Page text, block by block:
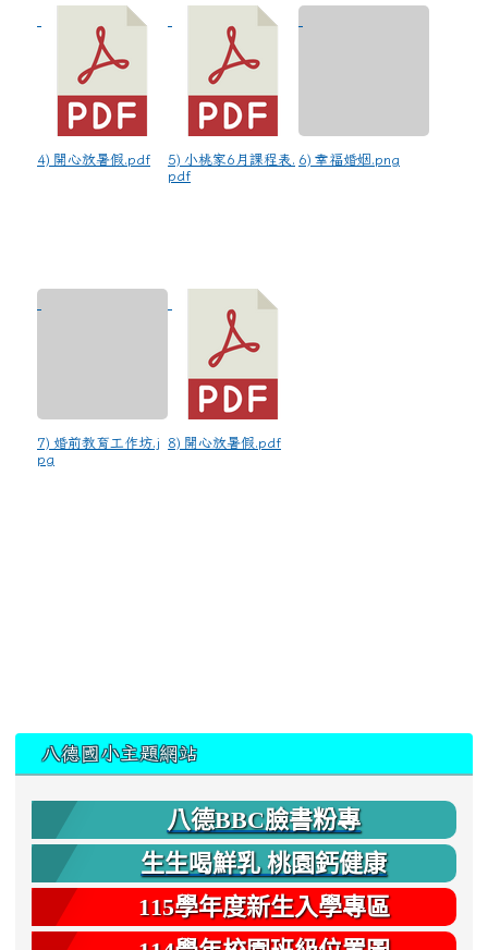
4) 開心放暑假.pdf
5) 小桃家6月課程表.
pdf
6) 幸福婚姻.png
7) 婚前教育工作坊.j
pg
8) 開心放暑假.pdf
八德國小主題網站
八德BBC臉書粉專
生生喝鮮乳 桃園鈣健康
115學年度新生入學專區